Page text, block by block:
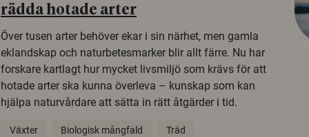
rädda hotade arter
Över tusen arter behöver ekar i sin närhet, men gamla
eklandskap och naturbetesmarker blir allt färre. Nu har
forskare kartlagt hur mycket livsmiljö som krävs för att
hotade arter ska kunna överleva – kunskap som kan
hjälpa naturvårdare att sätta in rätt åtgärder i tid.
Växter Biologisk mångfald Träd